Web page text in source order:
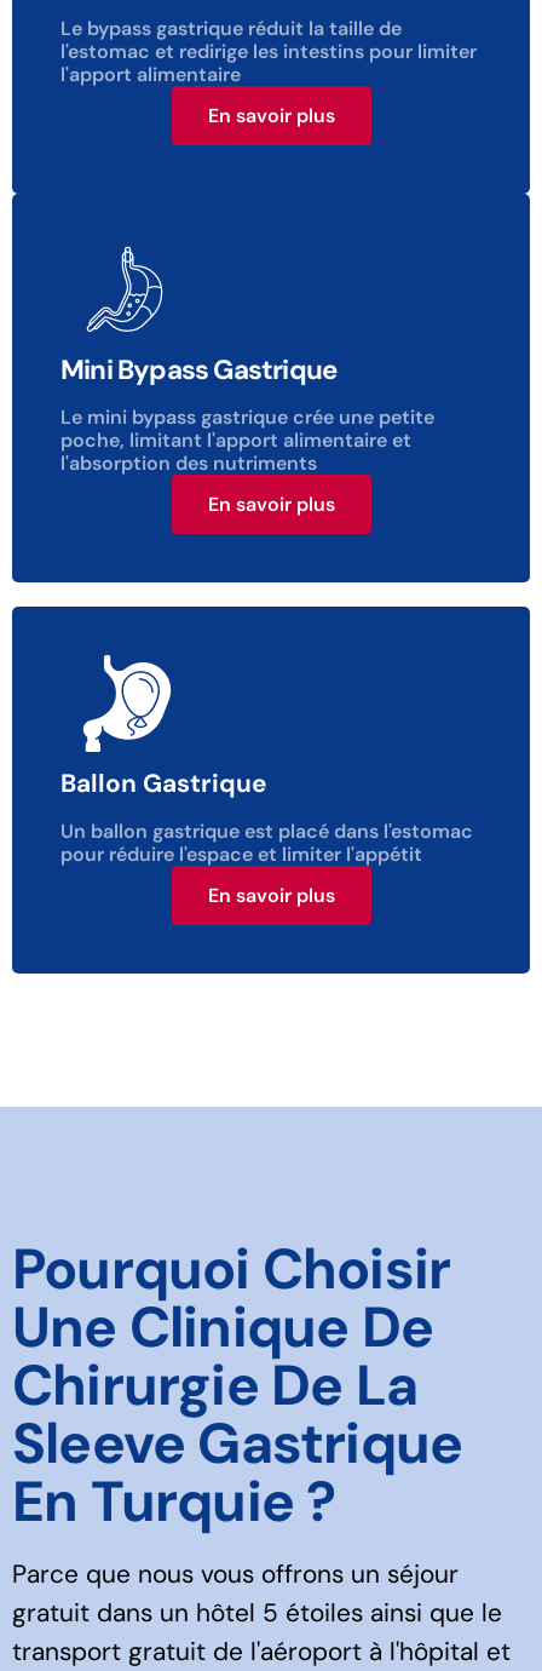
Le bypass gastrique réduit la taille de
l'estomac et redirige les intestins pour limiter
l'apport alimentaire
En savoir plus
Mini Bypass Gastrique
Le mini bypass gastrique crée une petite
poche, limitant l'apport alimentaire et
l'absorption des nutriments
En savoir plus
Ballon Gastrique
Un ballon gastrique est placé dans l'estomac
pour réduire l'espace et limiter l'appétit
En savoir plus
Pourquoi Choisir
Une Clinique De
Chirurgie De La
Sleeve Gastrique
En Turquie ?
Parce que nous vous offrons un séjour
gratuit dans un hôtel 5 étoiles ainsi que le
transport gratuit de l'aéroport à l'hôpital et